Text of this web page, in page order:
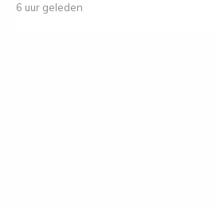
6 uur geleden